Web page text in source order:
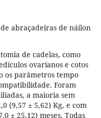
abraçadeiras de náilon
de cadelas, como
ovarianos e cotos
os parâmetros tempo
Foram
a maioria sem
(9,57 ± 5,62) Kg, e com
± 25,12) meses. Todas